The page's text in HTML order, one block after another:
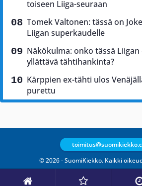
toiseen Liiga-seuraan
Tomek Valtonen: tässä on
Liigan superkaudelle
Näkökulma: onko tässä
yllättävä tähtihankinta?
Kärppien ex-tähti ulos
purettu
© 2026 - SuomiKiekko. Kaikki